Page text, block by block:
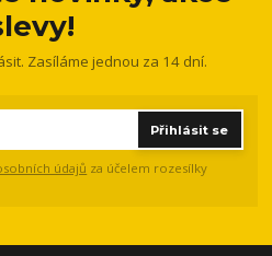
Zasíláme jednou za 14 dní.
Přihlásit se
údajů za účelem rozesílky